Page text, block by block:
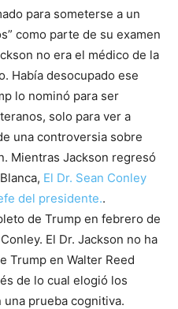
para someterse a un
como parte de su examen
no era el médico de la
Había desocupado ese
lo nominó para ser
solo para ver a
una controversia sobre
Mientras Jackson regresó
El Dr. Sean Conley
del presidente..
de Trump en febrero de
El Dr. Jackson no ha
Trump en Walter Reed
de lo cual elogió los
prueba cognitiva.